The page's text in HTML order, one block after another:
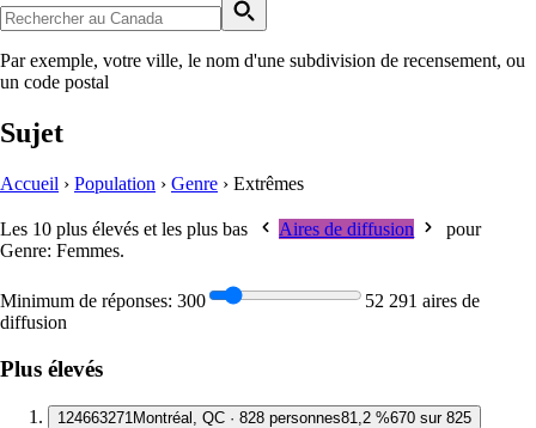
Par exemple, votre ville, le nom d'une subdivision de recensement, ou
un code postal
Sujet
Accueil › Population › Genre › Extrêmes
Les 10 plus élevés et les plus bas Aires de diffusion
pour
Genre: Femmes.
Minimum de réponses: 300
52 291 aires de
diffusion
Plus élevés
1 24663271 Montréal, QC · 828 personnes81,2 %670 sur 825